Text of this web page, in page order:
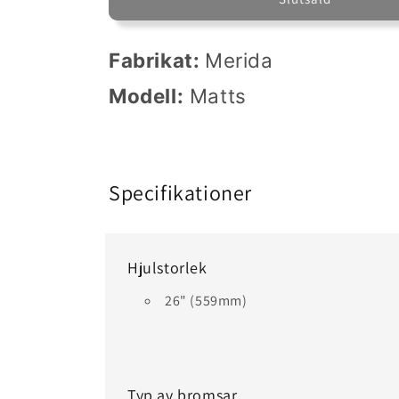
Fabrikat: Merida
Modell: Matts
Specifikationer
Hjulstorlek
26" (559mm)